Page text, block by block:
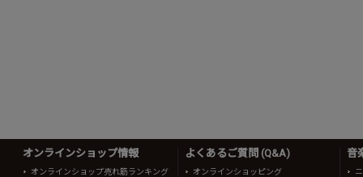
オンラインショップ情報
オンラインショップ売れ筋ランキング
よくあるご質問 (Q&A)
オンラインショッピング
音